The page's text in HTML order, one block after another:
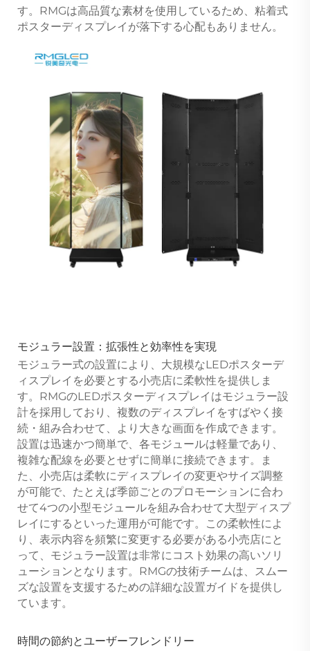
す。RMGは高品質な素材を使用しているため、粘着式
ポスターディスプレイが落下する心配もありません。
モジュラー設置：拡張性と効率性を実現
モジュラー式の設置により、大規模なLEDポスターデ
ィスプレイを必要とする小売店に柔軟性を提供しま
す。RMGのLEDポスターディスプレイはモジュラー設
計を採用しており、複数のディスプレイをすばやく接
続・組み合わせて、より大きな画面を作成できます。
設置は迅速かつ簡単で、各モジュールは軽量であり、
複雑な配線を必要とせずに簡単に接続できます。ま
た、小売店は柔軟にディスプレイの変更やサイズ調整
が可能で、たとえば季節ごとのプロモーションに合わ
せて4つの小型モジュールを組み合わせて大型ディスプ
レイにするといった運用が可能です。この柔軟性によ
り、表示内容を頻繁に変更する必要がある小売店にと
って、モジュラー設置は非常にコスト効果の高いソリ
ューションとなります。RMGの技術チームは、スムー
ズな設置を支援するための詳細な設置ガイドを提供し
ています。
時間の節約とユーザーフレンドリー